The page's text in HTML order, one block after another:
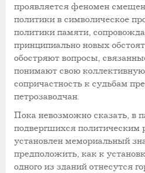
проявляется феномен
политики в символическое
политики памяти,
принципиально новых
обостряют вопросы,
понимают свою
сопричастность к судьбам
петрозаводчан.
Пока невозможно сказать, в
подвергшихся политическим
установлен мемориальный
предположить, как к
одного из зданий отнесутся